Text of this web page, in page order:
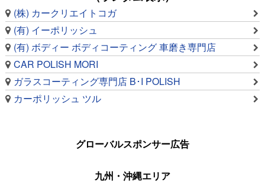
(株) カークリエイトコガ
(有) イーポリッシュ
(有) ボディー ボディコーティング 車磨き専門店
CAR POLISH MORI
ガラスコーティング専門店 B･I POLISH
カーポリッシュ ツル
グローバルスポンサー広告
九州・沖縄エリア